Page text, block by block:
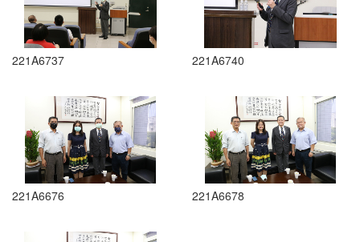
221A6737 221A6740
221A6676 221A6678